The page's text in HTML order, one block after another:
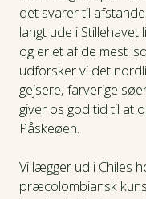
Prisinfo
Dagsprogram
Hotel
det svarer til
langt ude i Stillehavet
og er et af de mest
udforsker vi det
gejsere, farverige
giver os god tid til at
Påskeøen.
Vi lægger ud i Chiles
præcolombiansk